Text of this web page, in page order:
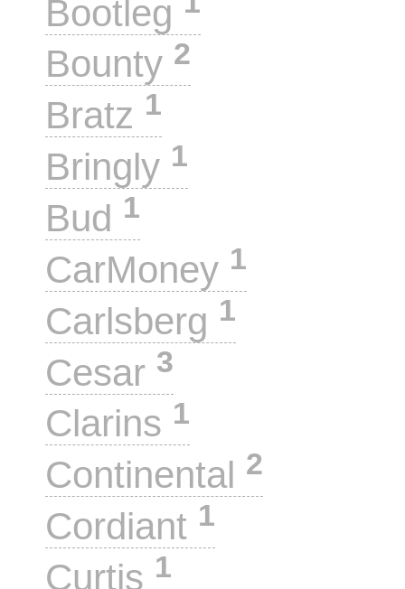
Bootleg
Bounty 2
Bratz 1
Bringly 1
Bud 1
CarMoney 1
Carlsberg 1
Cesar 3
Clarins 1
Continental 2
Cordiant 1
Curtis 1